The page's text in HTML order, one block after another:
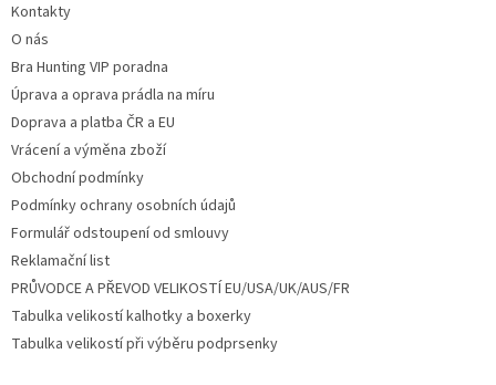
Kontakty
O nás
Bra Hunting VIP poradna
Úprava a oprava prádla na míru
Doprava a platba ČR a EU
Vrácení a výměna zboží
Obchodní podmínky
Podmínky ochrany osobních údajů
Formulář odstoupení od smlouvy
Reklamační list
PRŮVODCE A PŘEVOD VELIKOSTÍ EU/USA/UK/AUS/FR
Tabulka velikostí kalhotky a boxerky
Tabulka velikostí při výběru podprsenky